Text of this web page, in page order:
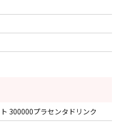
300000プラセンタドリンク